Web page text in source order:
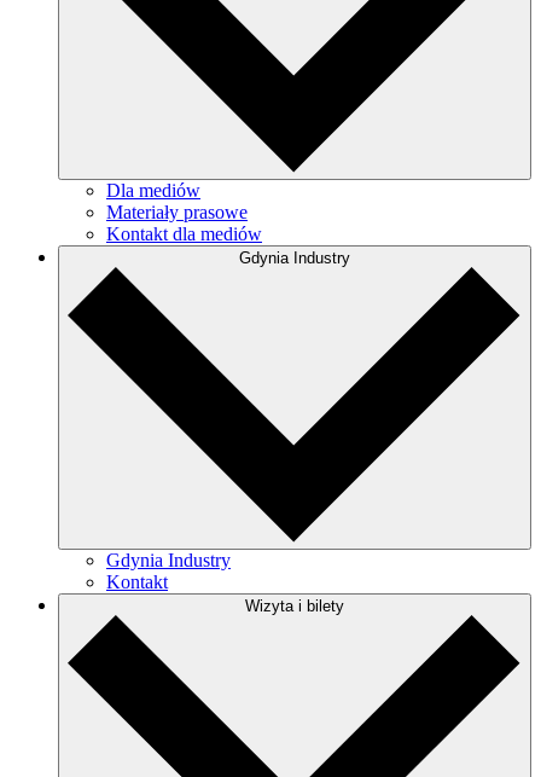
Dla mediów
Materiały prasowe
Kontakt dla mediów
Gdynia Industry
Gdynia Industry
Kontakt
Wizyta i bilety